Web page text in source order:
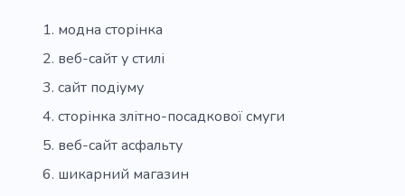
Модель для оголошень
модна сторінка
веб-сайт у стилі
сайт подіуму
сторінка злітно-посадкової смуги
веб-сайт асфальту
шикарний магазин